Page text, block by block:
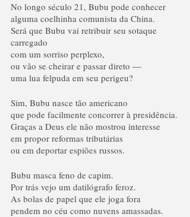
No longo século 21, Bubu pode conhecer
alguma coelhinha comunista da China.
Será que Bubu vai retribuir seu sotaque
carregado
com um sorriso perplexo,
ou vão se cheirar e passar direto —
uma lua felpuda em seu perigeu?
Sim, Bubu nasce tão americano
que pode facilmente concorrer à presidência.
Graças a Deus ele não mostrou interesse
em propor reformas tributárias
ou em deportar espiões russos.
Bubu masca feno de capim.
Por trás vejo um datilógrafo feroz.
As bolas de papel que ele joga fora
pendem no céu como nuvens amassadas.